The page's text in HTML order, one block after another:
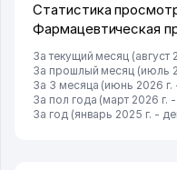
Статистика
Фармацевтическая
За текущий месяц (август
За прошлый месяц (июль
За 3 месяца (июнь 2026
За пол года (март 2026 г.
За год (январь 2025 г. -